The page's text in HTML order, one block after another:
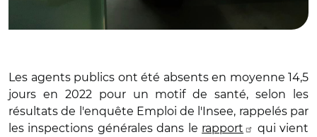
Les agents publics ont été absents en moyenne 14,5
jours en 2022 pour un motif de santé, selon les
résultats de l'enquête Emploi de l'Insee, rappelés par
les inspections générales dans le rapport
qui vient